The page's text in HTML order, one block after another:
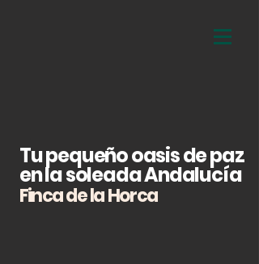
Tu pequeño oasis de paz
en la soleada Andalucía
Finca de la Horca